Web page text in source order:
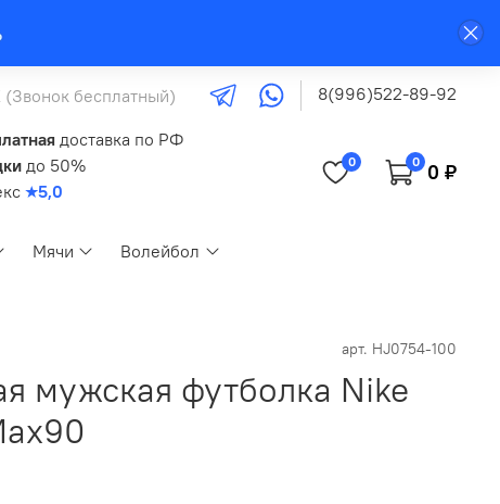
бесплатный) 8(996)522-89-92
доставка по РФ
до 50%
★5,0
0 0 0 ₽
Мячи
Волейбол
арт. HJ0754-100
мужская футболка Nike